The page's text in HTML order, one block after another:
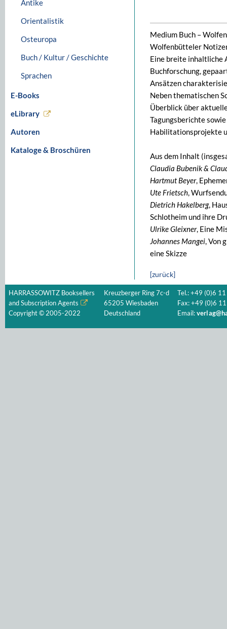
Antike
Orientalistik
Osteuropa
Buch / Kultur / Geschichte
Sprachen
E-Books
eLibrary
Autoren
Kataloge & Broschüren
Medium Buch –
Wolfenbütteler
Eine breite inhaltliche
Buchforschung,
Ansätzen
Neben thematischen
Überblick über
Tagungsberichte
Habilitationsprojekte
Aus dem Inhalt
Claudia Bubenik &
Hartmut Beyer,
Ute Frietsch,
Dietrich Hakelberg,
Schlotheim und ihre
Ulrike Gleixner, Eine
Johannes Mangei, Von
eine Skizze
[zurück]
HARRASSOWITZ Booksellers
and Subscription Agents
Copyright © 2005-2022
Kreuzberger Ring 7c-d
65205 Wiesbaden
Deutschland
Tel.: +49 (0)6
Fax: +49 (0)6
Email: